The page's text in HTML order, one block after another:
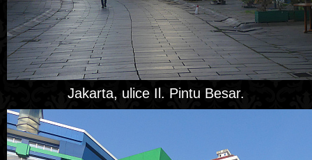
Jakarta, ulice Il. Pintu Besar.